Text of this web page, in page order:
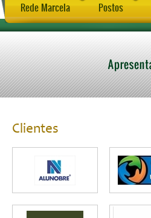
Rede Marcela Postos
Clientes